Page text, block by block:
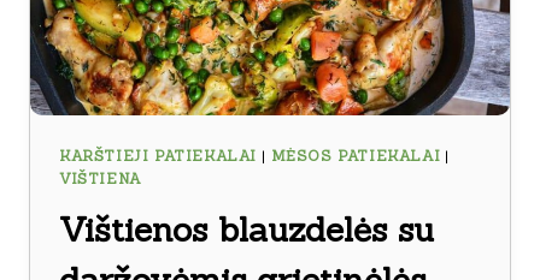
KARŠTIEJI PATIEKALAI | MĖSOS PATIEKALAI |
VIŠTIENA
Vištienos blauzdelės su